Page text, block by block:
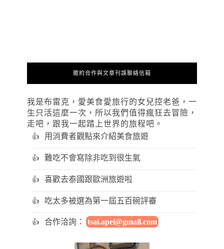
邀約合作與文章刊誤聯絡信箱
我是布雷克，愛美食愛旅行的女兒控老爸，一
生只活這麼一次，所以我們值得瘋狂去冒險，
走吧，跟我一起踏上世界的旅程吧。
用消費者觀點來介紹美食旅遊
難吃不會寫除非吃到很生氣
喜歡去泰國跟歐洲旅遊啦
吃太多被選為第一屆五百碗評審
合作洽詢： tsai.apei@gmail.com